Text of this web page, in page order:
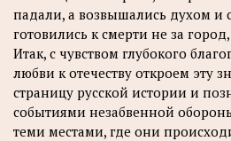
падали, а возвышались духом и
готовились к смерти не за
Итак, с чувством глубокого
любви к отечеству откроем эту
страницу русской истории и
событиями незабвенной
теми местами, где они